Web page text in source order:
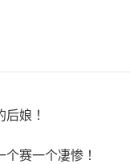
娘！
赛一个凄惨！